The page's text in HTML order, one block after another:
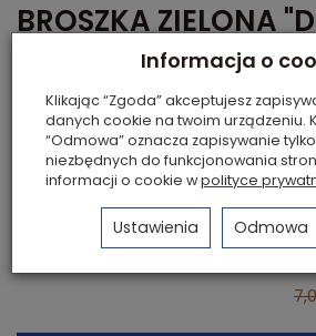
BROSZKA ZIELONA
0665-129
Kod:0665-129
Sprzedano:1 szt.
Dostępność:Jest (9szt.)
Historia ceny
szt.
Informacja o
Klikając “Zgoda” akceptujesz
danych cookie na twoim urządzeniu.
“Odmowa” oznacza zapisywanie
niezbędnych do funkcjonowania
informacji o cookie wpolityce
Ustawienia Odmowa